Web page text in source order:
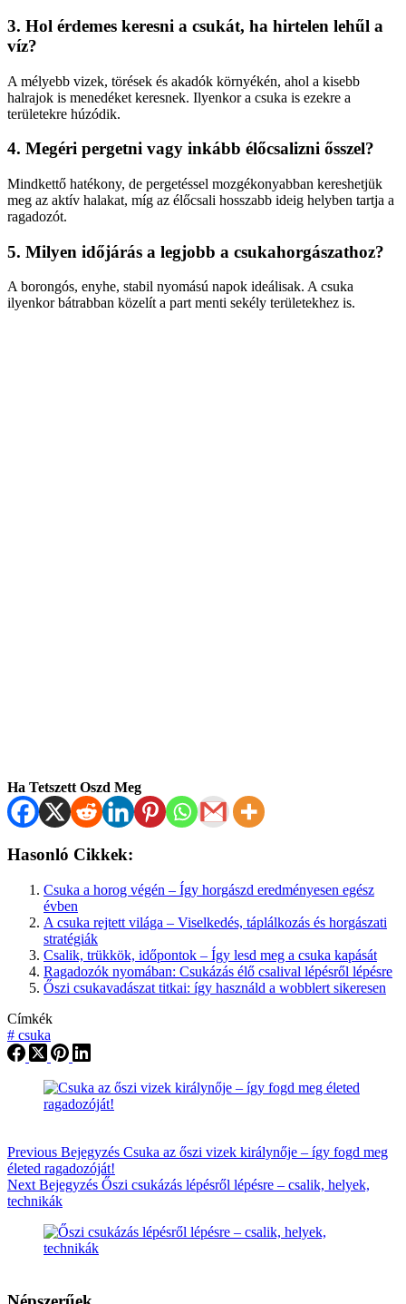
3. Hol érdemes keresni a csukát, ha hirtelen lehűl a
víz?
A mélyebb vizek, törések és akadók környékén, ahol a kisebb
halrajok is menedéket keresnek. Ilyenkor a csuka is ezekre a
területekre húzódik.
4. Megéri pergetni vagy inkább élőcsalizni ősszel?
Mindkettő hatékony, de pergetéssel mozgékonyabban kereshetjük
meg az aktív halakat, míg az élőcsali hosszabb ideig helyben tartja a
ragadozót.
5. Milyen időjárás a legjobb a csukahorgászathoz?
A borongós, enyhe, stabil nyomású napok ideálisak. A csuka
ilyenkor bátrabban közelít a part menti sekély területekhez is.
Ha Tetszett Oszd Meg
Hasonló Cikkek:
Csuka a horog végén – Így horgászd eredményesen egész
évben
A csuka rejtett világa – Viselkedés, táplálkozás és horgászati
stratégiák
Csalik, trükkök, időpontok – Így lesd meg a csuka kapását
Ragadozók nyomában: Csukázás élő csalival lépésről lépésre
Őszi csukavadászat titkai: így használd a wobblert sikeresen
Címkék
# csuka
Previous Bejegyzés Csuka az őszi vizek királynője – így fogd meg
életed ragadozóját!
Next Bejegyzés Őszi csukázás lépésről lépésre – csalik, helyek,
technikák